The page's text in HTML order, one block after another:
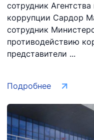
сотрудник
коррупции Сардор
сотрудник
противодействию
представители ...
Подробнее